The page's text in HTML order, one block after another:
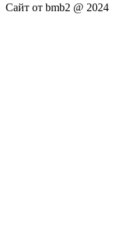
Сайт от bmb2 @ 2024